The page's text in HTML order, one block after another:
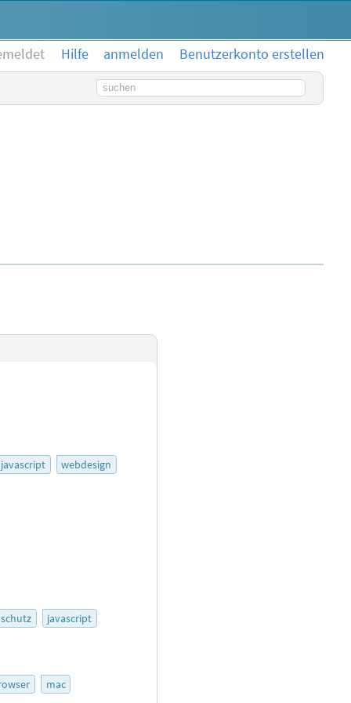
Hilfe anmelden
Benutzerkonto erstellen
Suchbegriff
javascript webdesign
javascript
mac